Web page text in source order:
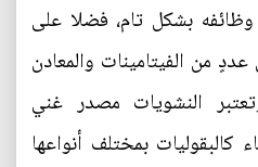
وظائفه بشكل تام، فضلا على
من الفيتامينات والمعادن
النشويات مصدر غني
كالبقوليات بمختلف أنواعها